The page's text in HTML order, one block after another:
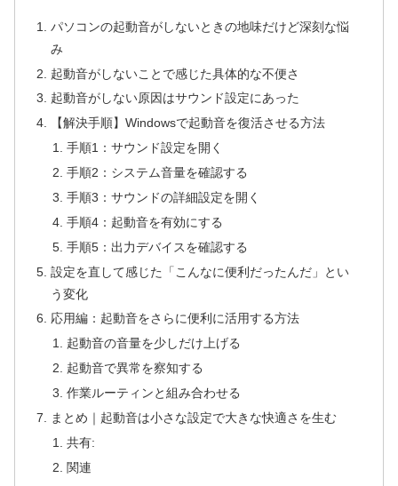
パソコンの起動音がしないときの地味だけど深刻な悩
み
起動音がしないことで感じた具体的な不便さ
起動音がしない原因はサウンド設定にあった
【解決手順】Windowsで起動音を復活させる方法
手順1：サウンド設定を開く
手順2：システム音量を確認する
手順3：サウンドの詳細設定を開く
手順4：起動音を有効にする
手順5：出力デバイスを確認する
設定を直して感じた「こんなに便利だったんだ」とい
う変化
応用編：起動音をさらに便利に活用する方法
起動音の音量を少しだけ上げる
起動音で異常を察知する
作業ルーティンと組み合わせる
まとめ｜起動音は小さな設定で大きな快適さを生む
共有:
関連